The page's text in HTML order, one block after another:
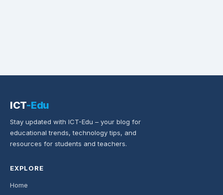
ICT-Edu
Stay updated with ICT-Edu – your blog for
educational trends, technology tips, and
resources for students and teachers.
EXPLORE
Home